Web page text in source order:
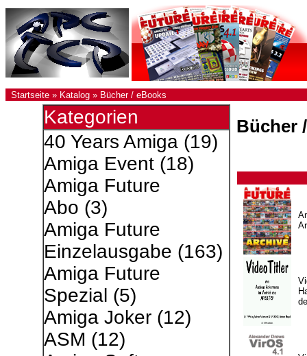
Startseite » Katalog » Bücher / eBooks
Kategorien
40 Years Amiga (19)
Amiga Event (18)
Amiga Future
Abo (3)
Amiga Future
Einzelausgabe (163)
Amiga Future
Spezial (5)
Amiga Joker (12)
ASM (12)
Bücher